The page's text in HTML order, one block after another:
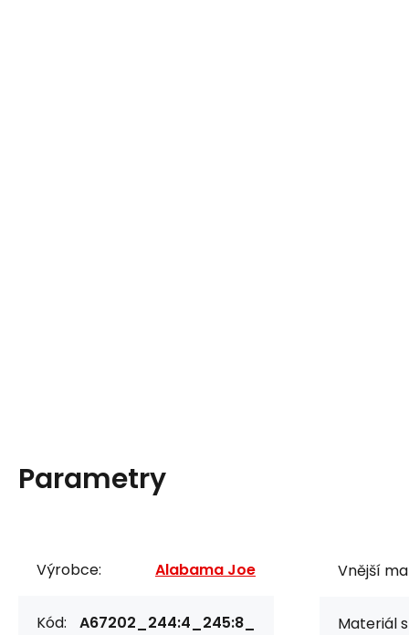
Parametry
Výrobce: Alabama Joe
Kód: A67202_244:4_245:8_
Vnější
Materiál